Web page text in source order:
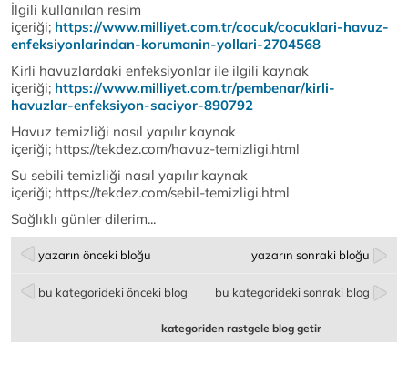
İlgili kullanılan resim
içeriği; https://www.milliyet.com.tr/cocuk/cocuklari-havuz-
enfeksiyonlarindan-korumanin-yollari-2704568
Kirli havuzlardaki enfeksiyonlar ile ilgili kaynak
içeriği; https://www.milliyet.com.tr/pembenar/kirli-
havuzlar-enfeksiyon-saciyor-890792
Havuz temizliği nasıl yapılır kaynak
içeriği; https://tekdez.com/havuz-temizligi.html
Su sebili temizliği nasıl yapılır kaynak
içeriği; https://tekdez.com/sebil-temizligi.html
Sağlıklı günler dilerim...
yazarın önceki bloğu yazarın sonraki bloğu
bu kategorideki önceki blog bu kategorideki sonraki blog
kategoriden rastgele blog getir